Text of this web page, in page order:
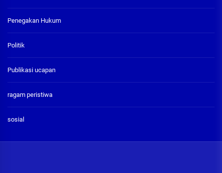
Penegakan Hukum
Politik
Publikasi ucapan
ragam peristiwa
sosial